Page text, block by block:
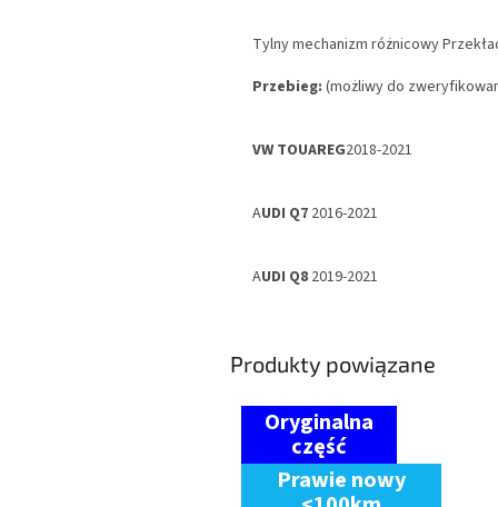
Tylny mechanizm różnicowy
Przebieg: (możliwy do
VW TOUAREG2018-2021
AUDI Q7 2016-2021
AUDI Q8 2019-2021
Produkty powiązane
Prawie nowy